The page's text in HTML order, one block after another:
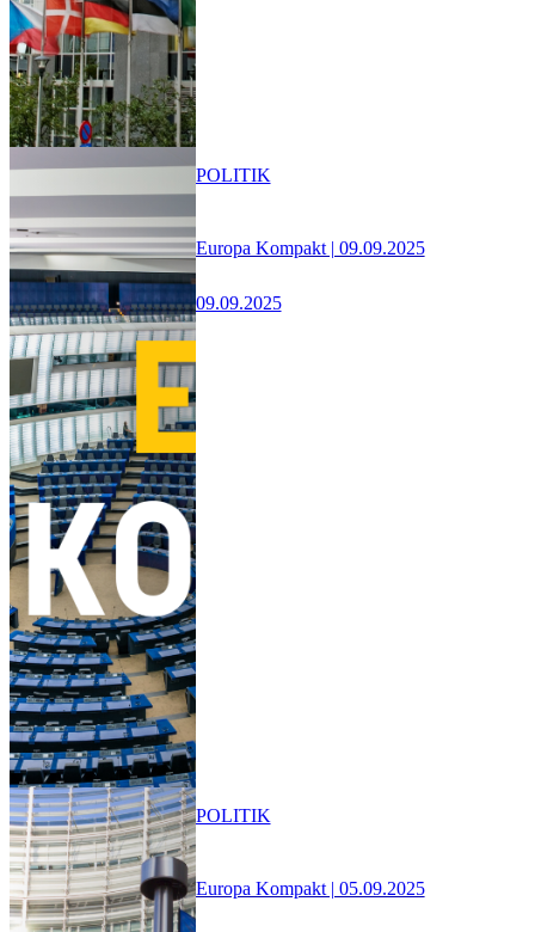
Europa Kompakt | 09.09.2025
09.09.2025
POLITIK
Europa Kompakt | 05.09.2025
POLITIK